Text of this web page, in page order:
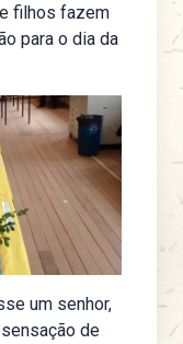
filhos fazem
para o dia da
um senhor,
de